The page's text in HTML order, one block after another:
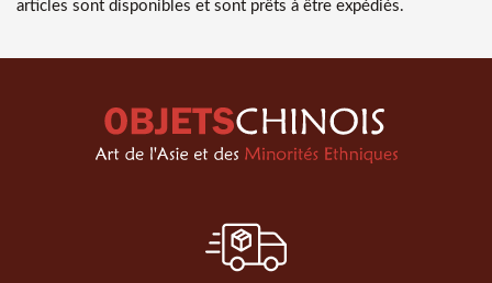
articles sont disponibles et sont prêts à être expédiés.